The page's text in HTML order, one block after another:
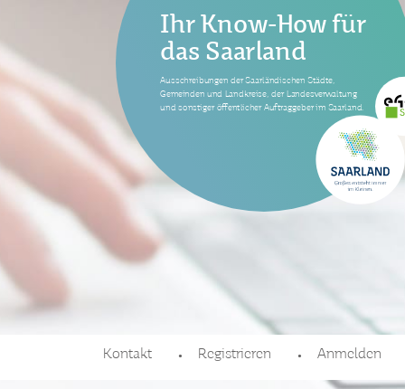
Ihr Know-How für
das Saarland
Ausschreibungen der Saarländischen Städte,
Gemeinden und Landkreise, der Landesverwaltung
und sonstiger öffentlicher Auftraggeber im Saarland.
Kontakt Registrieren Anmelden